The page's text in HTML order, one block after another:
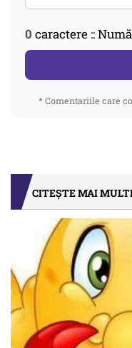
0 caractere ::
* Comentariile care
CITEȘTE MAI